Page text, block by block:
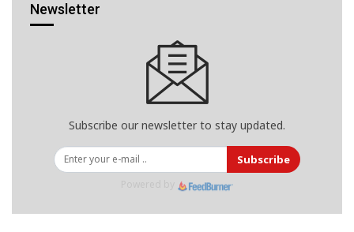
Newsletter
Subscribe our newsletter to stay updated.
Subscribe